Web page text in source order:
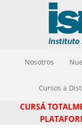
Nosotros
Cursos a
CURSÁ